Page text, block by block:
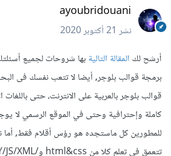
ayoubridouani
نشر21 أكتوبر 2020
أرشح لك المقالة التاليةبها شروحات لجميع
برمجة قوالب بلوجر, أيضا لا تتعب نفسك فى
قوالب بلوجر بالعربية على الانترنت، حتى
كاملة وإحترافية وحتى في الموقع الرسمي لا
للمطورين كل ماستجده هو رؤس أقلام فقط,